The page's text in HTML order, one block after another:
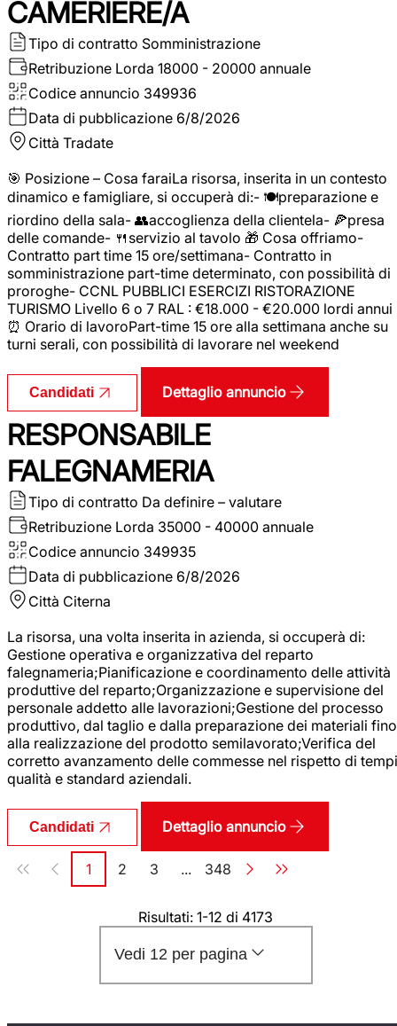
CAMERIERE/A
Tipo di contratto Somministrazione
Retribuzione Lorda 18000 - 20000 annuale
Codice annuncio 349936
Data di pubblicazione 6/8/2026
Città Tradate
🎯 Posizione – Cosa faraiLa risorsa, inserita in un contesto
dinamico e famigliare, si occuperà di:- 🍽️preparazione e
riordino della sala- 👥accoglienza della clientela- 🍕presa
delle comande- 🍴servizio al tavolo 🎁 Cosa offriamo-
Contratto part time 15 ore/settimana- Contratto in
somministrazione part-time determinato, con possibilità di
proroghe- CCNL PUBBLICI ESERCIZI RISTORAZIONE
TURISMO Livello 6 o 7 RAL : €18.000 - €20.000 lordi annui
⏰ Orario di lavoroPart-time 15 ore alla settimana anche su
turni serali, con possibilità di lavorare nel weekend
Candidati Dettaglio annuncio
RESPONSABILE
FALEGNAMERIA
Tipo di contratto Da definire – valutare
Retribuzione Lorda 35000 - 40000 annuale
Codice annuncio 349935
Data di pubblicazione 6/8/2026
Città Citerna
La risorsa, una volta inserita in azienda, si occuperà di:
Gestione operativa e organizzativa del reparto
falegnameria;Pianificazione e coordinamento delle attività
produttive del reparto;Organizzazione e supervisione del
personale addetto alle lavorazioni;Gestione del processo
produttivo, dal taglio e dalla preparazione dei materiali fino
alla realizzazione del prodotto semilavorato;Verifica del
corretto avanzamento delle commesse nel rispetto di
qualità e standard aziendali.
Candidati Dettaglio annuncio
Paginazione
Pagina
1 Pagina
2 Pagina
3 ... Pagina
348
Risultati: 1-12 di 4173
Vedi 12 per pagina